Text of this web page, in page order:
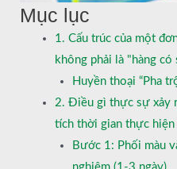
Mục lục
1. Cấu trúc của một
không phải là "hàng có
Huyền thoại “Pha
2. Điều gì thực sự xảy
tích thời gian thực hiện
Bước 1: Phối màu